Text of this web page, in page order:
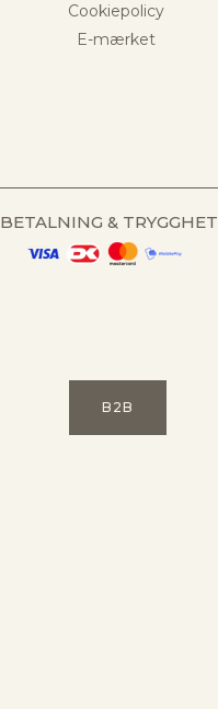
Cookiepolicy
E-mærket
BETALNING & TRYGGHET
B2B